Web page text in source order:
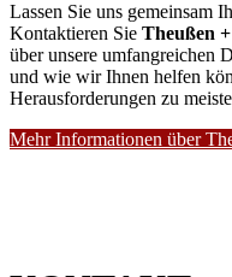
Lassen Sie uns gemeinsam
Kontaktieren Sie Theußen
über unsere umfangreichen
und wie wir Ihnen helfen
Herausforderungen zu
Mehr Informationen über